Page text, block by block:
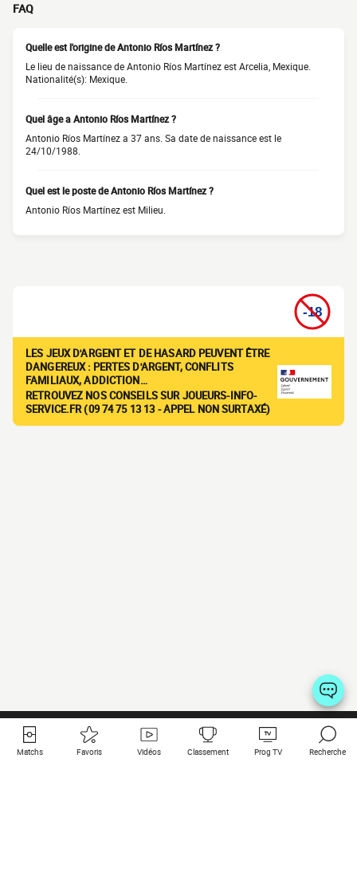
FAQ
Quelle est l'origine de Antonio Ríos Martínez ?
Le lieu de naissance de Antonio Ríos Martínez est Arcelia, Mexique.
Nationalité(s): Mexique.
Quel âge a Antonio Ríos Martínez ?
Antonio Ríos Martínez a 37 ans. Sa date de naissance est le
24/10/1988.
Quel est le poste de Antonio Ríos Martínez ?
Antonio Ríos Martínez est Milieu.
LES JEUX D'ARGENT ET DE HASARD PEUVENT ÊTRE
DANGEREUX : PERTES D'ARGENT, CONFLITS
FAMILIAUX, ADDICTION…
RETROUVEZ NOS CONSEILS SUR JOUEURS-INFO-
SERVICE.FR (09 74 75 13 13 - APPEL NON SURTAXÉ)
Matchs Favoris Vidéos Classement Prog TV Recherche